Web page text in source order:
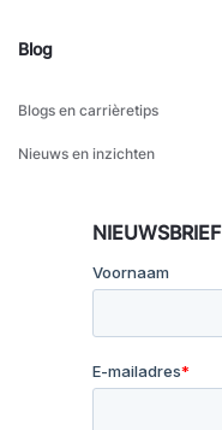
Blog
Blogs en carrièretips
Nieuws en inzichten
NIEUWSBRIEF